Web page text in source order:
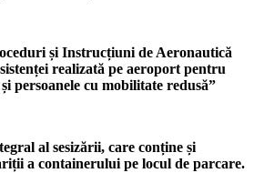
și Instrucțiuni de Aeronautică
realizată pe aeroport pentru
persoanele cu mobilitate redusă”
al sesizării, care conține și
a containerului pe locul de parcare.